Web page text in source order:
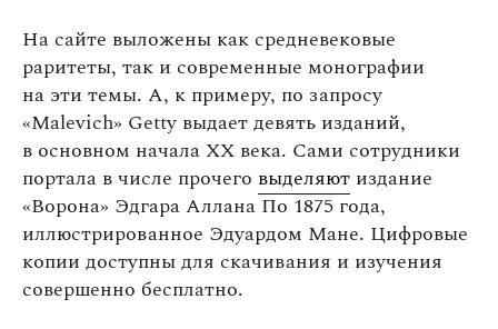
На сайте выложены как средневековые
раритеты, так и современные монографии
на эти темы. А, к примеру, по запросу
«Malevich» Getty выдает девять изданий,
в основном начала XX века. Сами сотрудники
портала в числе прочего выделяют издание
«Ворона» Эдгара Аллана По 1875 года,
иллюстрированное Эдуардом Мане. Цифровые
копии доступны для скачивания и изучения
совершенно бесплатно.